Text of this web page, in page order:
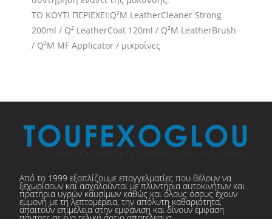
ΤΟ ΚΟΥΤΙ ΠΕΡΙΕΧΕΙ:Q²M LeatherCleaner Strong
200ml / Q² LeatherCoat 120ml / Q²M LeatherBrush
/ Q²M MF Applicator / μικροΐνες
Από το 1999 εξοπλίζουμε επαγγελματίες που θέλουν να
ξεχωρίσουν και ασχολούνται με πλυντήρια αυτοκινήτων και
πρατήρια υγρών καυσίμων καθώς και όλους όσους έχουν
εμμονή με τη λεπτομέρεια, την απόλυτη καθαριότητα,
απαιτούν επιμέλεια στην εμφάνιση και δίνουν έμφαση